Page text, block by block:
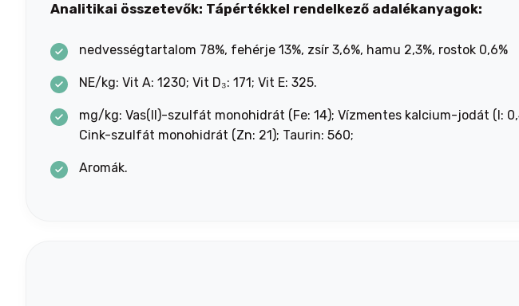
Analitikai összetevők: Tápértékkel rendelkező adalékanyagok:
nedvességtartalom 78%, fehérje 13%, zsír 3,6%, hamu 2,3%, rostok 0,6%
NE/kg: Vit A: 1230; Vit D₃: 171; Vit E: 325.
mg/kg: Vas(II)-szulfát monohidrát (Fe: 14); Vízmentes kalcium-jodát (I:
Cink-szulfát monohidrát (Zn: 21); Taurin: 560;
Aromák.